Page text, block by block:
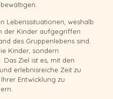
Lebenssituationen, weshalb
der Kinder aufgegriffen
des Gruppenlebens sind.
Kinder, sondern
Ziel ist es, mit den
erlebnisreiche Zeit zu
Entwicklung zu